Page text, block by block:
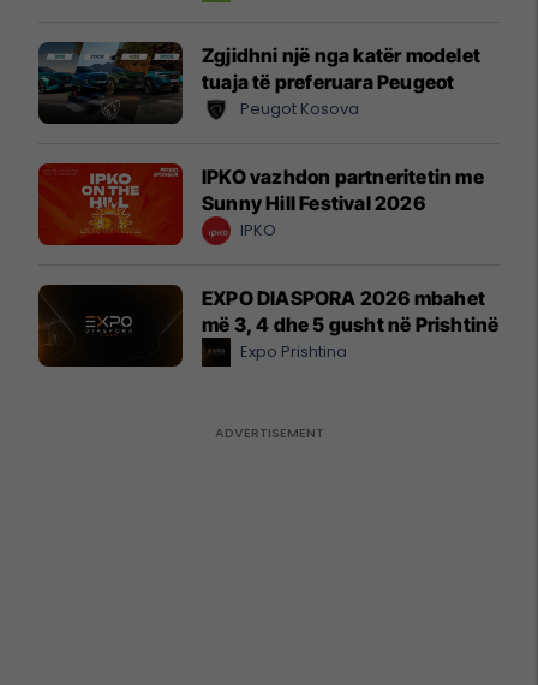
Zgjidhni një nga katër modelet
tuaja të preferuara Peugeot
Peugot Kosova
IPKO vazhdon partneritetin me
Sunny Hill Festival 2026
IPKO
EXPO DIASPORA 2026 mbahet
më 3, 4 dhe 5 gusht në Prishtinë
Expo Prishtina